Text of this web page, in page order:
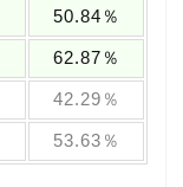
50.84％
62.87％
42.29％
53.63％